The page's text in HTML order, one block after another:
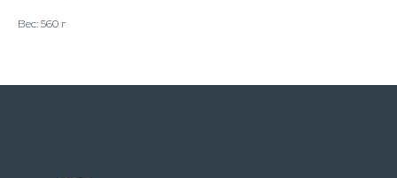
Вес: 560 г